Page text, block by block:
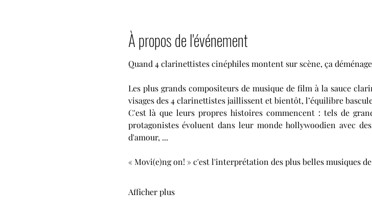
À propos de l'événement
Quand 4 clarinettistes cinéphiles montent sur scène, ça
Les plus grands compositeurs de musique de film à la sauce
visages des 4 clarinettistes jaillissent et bientôt, l’équilibre
C'est là que leurs propres histoires commencent : tels de
protagonistes évoluent dans leur monde hollywoodien avec
d'amour, ...
« Movi(e)ng on! » c'est l'interprétation des plus belles musiques
Afficher plus